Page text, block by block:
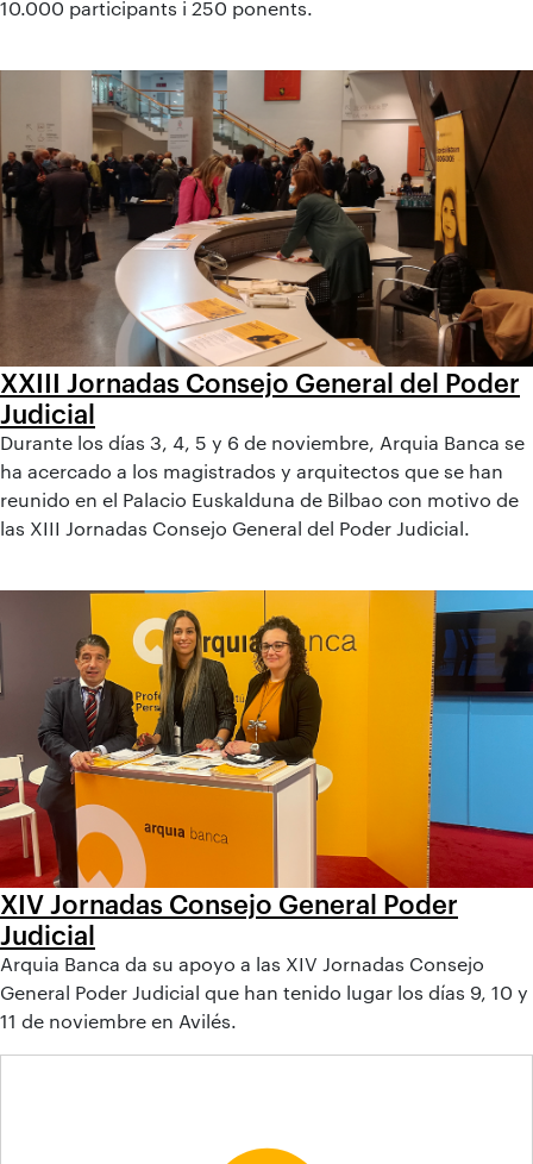
10.000 participants i 250 ponents.
XXIII Jornadas Consejo General del Poder
Judicial
Durante los días 3, 4, 5 y 6 de noviembre, Arquia Banca se
ha acercado a los magistrados y arquitectos que se han
reunido en el Palacio Euskalduna de Bilbao con motivo de
las XIII Jornadas Consejo General del Poder Judicial.
XIV Jornadas Consejo General Poder
Judicial
Arquia Banca da su apoyo a las XIV Jornadas Consejo
General Poder Judicial que han tenido lugar los días 9, 10 y
11 de noviembre en Avilés.